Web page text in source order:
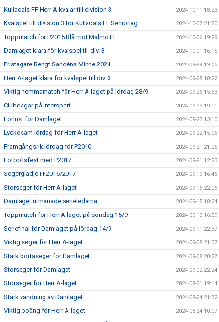
Kulladals FF Herr A kvalar till division 3 2024-10-11 18:23
Kvalspel till division 3 för Kulladals FF Seniorlag 2024-10-07 21:50
Toppmatch för P2015 Blå mot Malmö FF 2024-10-06 19:29
Damlaget klara för kvalspel till div. 3 2024-10-01 16:15
Pristagare Bengt Sandéns Minne 2024 2024-09-29 19:05
Herr A-laget klara för kvalspel till div. 3 2024-09-28 18:22
Viktig hemmamatch för Herr A-laget på lördag 28/9 2024-09-26 15:53
Clubdagar på Intersport 2024-09-23 19:11
Förlust för Damlaget 2024-09-23 13:10
Lyckosam lördag för Herr A-laget 2024-09-22 15:05
Framgångsrik lördag för P2010 2024-09-21 21:05
Fotbollsfest med P2017 2024-09-21 12:23
Segerglädje i F2016/2017 2024-09-19 16:46
Storseger för Herr A-laget 2024-09-16 22:05
Damlaget utmanade serieledarna 2024-09-15 18:24
Toppmatch för Herr A-laget på söndag 15/9 2024-09-13 16:59
Seriefinal för Damlaget på lördag 14/9 2024-09-11 22:37
Viktig seger för Herr A-laget 2024-09-08 21:07
Stark bortaseger för Damlaget 2024-09-08 20:27
Storseger för Damlaget 2024-09-02 22:24
Storseger för Herr A-laget 2024-08-31 19:14
Stark vändning av Damlaget 2024-08-24 21:32
Viktig poäng för Herr A-laget 2024-08-24 10:07